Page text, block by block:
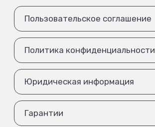
Пользовательское соглашение
Политика конфиденциальности
Юридическая информация
Гарантии